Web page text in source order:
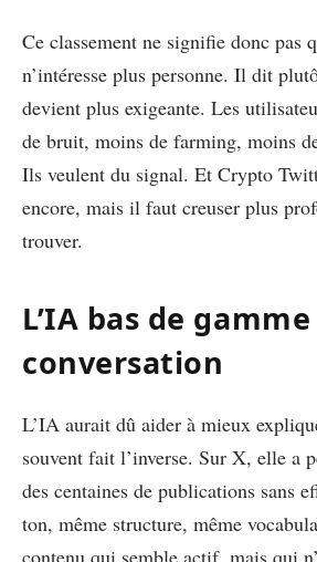
Ce classement ne signifie donc pas
n’intéresse plus personne. Il dit
devient plus exigeante. Les
de bruit, moins de farming, moins
Ils veulent du signal. Et Crypto
encore, mais il faut creuser plus
trouver.
L’IA bas de
conversation
L’IA aurait dû aider à mieux
souvent fait l’inverse. Sur X, elle a
des centaines de publications sans
ton, même structure, même